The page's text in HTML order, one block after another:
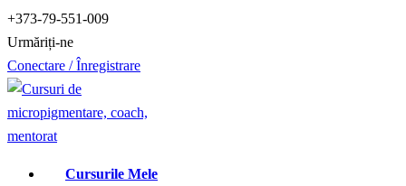
Treci
la
conținut
+373-79-551-009
Urmăriți-ne
Conectare / Înregistrare
Cursurile Mele